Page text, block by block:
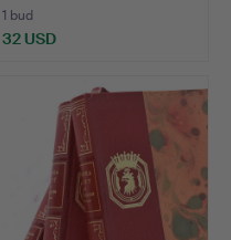
1 bud
32 USD